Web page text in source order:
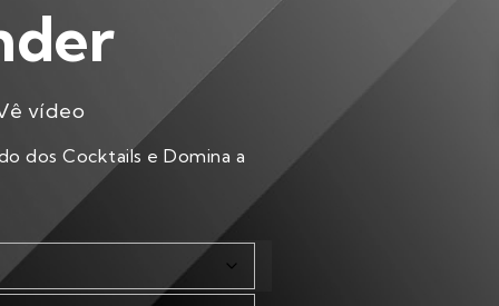
vídeo
dos Cocktails e Domina a